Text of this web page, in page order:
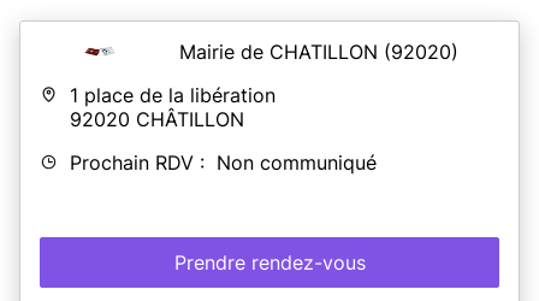
Mairie de CHATILLON (92020)
1 place de la libération
92020 CHÂTILLON
Prochain RDV : Non communiqué
Prendre rendez-vous